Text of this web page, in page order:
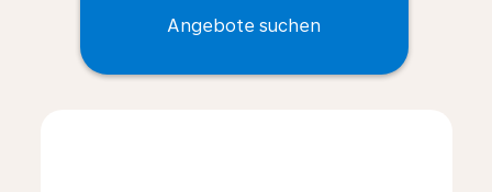
Angebote suchen